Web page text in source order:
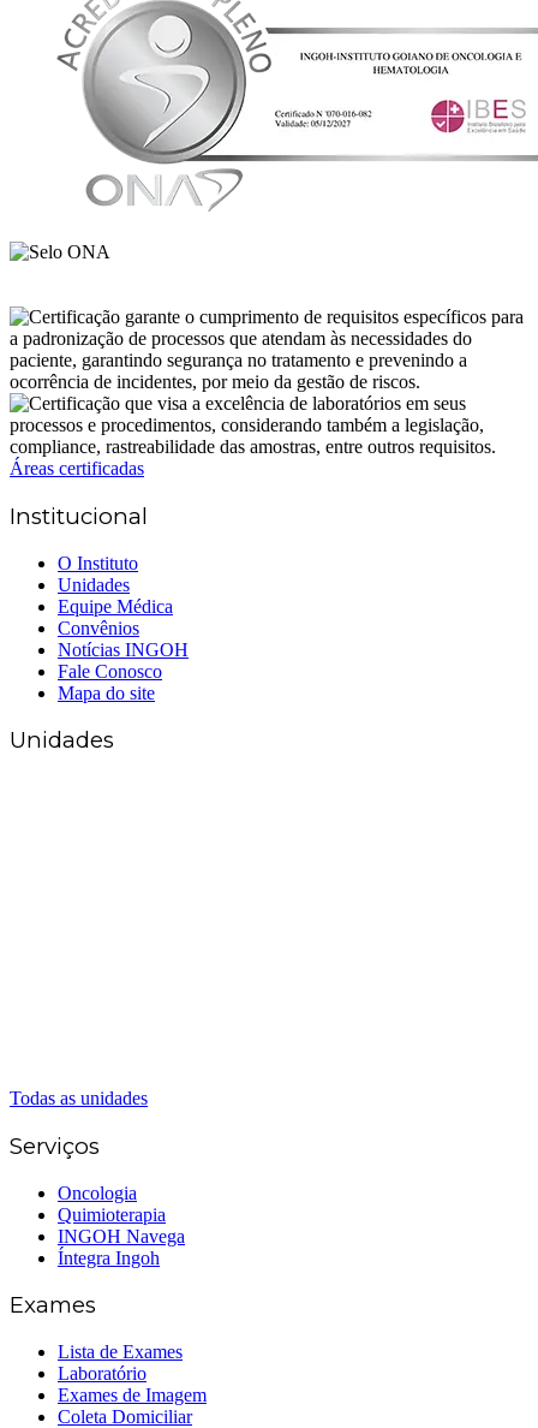
Áreas certificadas
Institucional
O Instituto
Unidades
Equipe Médica
Convênios
Notícias INGOH
Fale Conosco
Mapa do site
Unidades
Todas as unidades
Serviços
Oncologia
Quimioterapia
INGOH Navega
Íntegra Ingoh
Exames
Lista de Exames
Laboratório
Exames de Imagem
Coleta Domiciliar